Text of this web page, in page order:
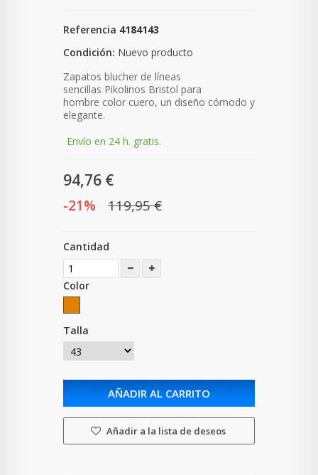
Referencia 4184143
Condición: Nuevo producto
Zapatos blucher de líneas
sencillas Pikolinos Bristol para
hombre color cuero, un diseño cómodo y
elegante.
Envío en 24 h. gratis.
94,76 €
-21% 119,95 €
Cantidad
Color
Talla
AÑADIR AL CARRITO
Añadir a la lista de deseos